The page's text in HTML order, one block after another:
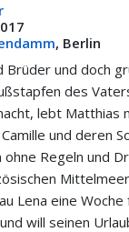
, Berlin
Brüder und doch
des
lebt Matthias
und deren
Regeln und
Lena eine Woche
will seinen